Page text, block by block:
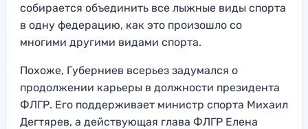
собирается объединить все лыжные виды спорта
в одну федерацию, как это произошло со
многими другими видами спорта.
Похоже, Губерниев всерьез задумался о
продолжении карьеры в должности президента
ФЛГР. Его поддерживает министр спорта Михаил
Дегтярев, а действующая глава ФЛГР Елена